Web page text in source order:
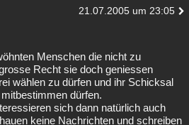
21.07.2005 um 23:05
Menschen die nicht zu
Recht sie doch geniessen
wählen zu dürfen und ihr Schicksal
dürfen.
sich dann natürlich auch
keine Nachrichten und schreiben